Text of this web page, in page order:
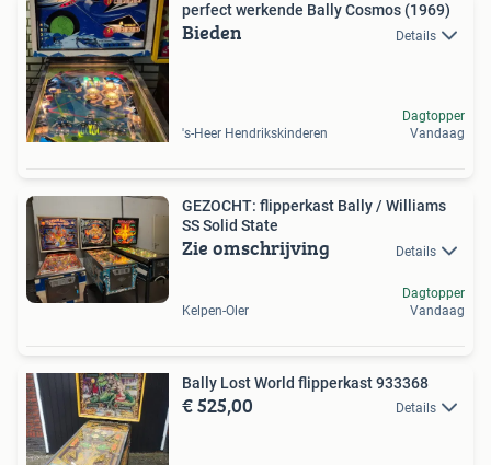
perfect werkende Bally Cosmos (1969)
Bieden Details
's-Heer Hendrikskinderen
Dagtopper
Vandaag
GEZOCHT: flipperkast Bally / Williams
SS Solid State
Zie omschrijving Details
Kelpen-Oler
Dagtopper
Vandaag
Bally Lost World flipperkast 933368
€ 525,00 Details